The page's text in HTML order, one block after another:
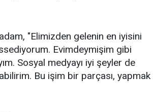
"Elimizden gelenin en iyisini
Evimdeymişim gibi
Sosyal medyayı iyi şeyler de
Bu işim bir parçası, yapmak